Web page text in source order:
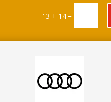
13 + 14=